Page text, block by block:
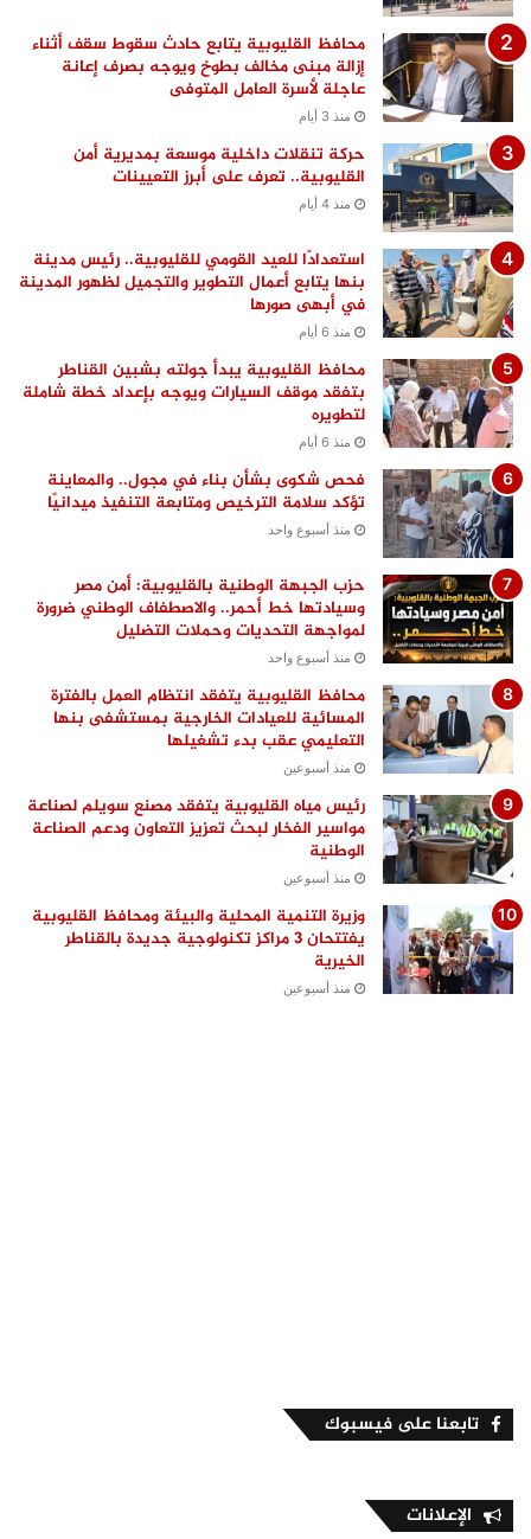
محافظ القليوبية يتابع حادث سقوط سقف أثناء
إزالة مبنى مخالف بطوخ ويوجه بصرف إعانة
عاجلة لأسرة العامل المتوفى
منذ 3 أيام
حركة تنقلات داخلية موسعة بمديرية أمن
القليوبية.. تعرف على أبرز التعيينات
منذ 4 أيام
استعدادًا للعيد القومي للقليوبية.. رئيس مدينة
بنها يتابع أعمال التطوير والتجميل لظهور المدينة
في أبهى صورها
منذ 6 أيام
محافظ القليوبية يبدأ جولته بشبين القناطر
بتفقد موقف السيارات ويوجه بإعداد خطة شاملة
لتطويره
منذ 6 أيام
فحص شكوى بشأن بناء في مجول.. والمعاينة
تؤكد سلامة الترخيص ومتابعة التنفيذ ميدانيًا
منذ أسبوع واحد
حزب الجبهة الوطنية بالقليوبية: أمن مصر
وسيادتها خط أحمر.. والاصطفاف الوطني ضرورة
لمواجهة التحديات وحملات التضليل
منذ أسبوع واحد
محافظ القليوبية يتفقد انتظام العمل بالفترة
المسائية للعيادات الخارجية بمستشفى بنها
التعليمي عقب بدء تشغيلها
منذ أسبوعين
رئيس مياه القليوبية يتفقد مصنع سويلم لصناعة
مواسير الفخار لبحث تعزيز التعاون ودعم الصناعة
الوطنية
منذ أسبوعين
وزيرة التنمية المحلية والبيئة ومحافظ القليوبية
يفتتحان 3 مراكز تكنولوجية جديدة بالقناطر
الخيرية
منذ أسبوعين
تابعنا على فيسبوك
الإعلانات